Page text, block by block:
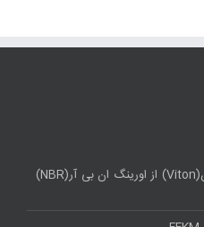
آیا اورینگ وایتون(Viton) از اورینگ ان بی آر(NBR)